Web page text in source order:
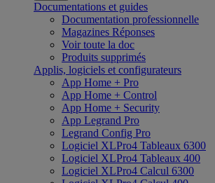
Documentations et guides
Documentation professionnelle
Magazines Réponses
Voir toute la doc
Produits supprimés
Applis, logiciels et configurateurs
App Home + Pro
App Home + Control
App Home + Security
App Legrand Pro
Legrand Config Pro
Logiciel XLPro4 Tableaux 6300
Logiciel XLPro4 Tableaux 400
Logiciel XLPro4 Calcul 6300